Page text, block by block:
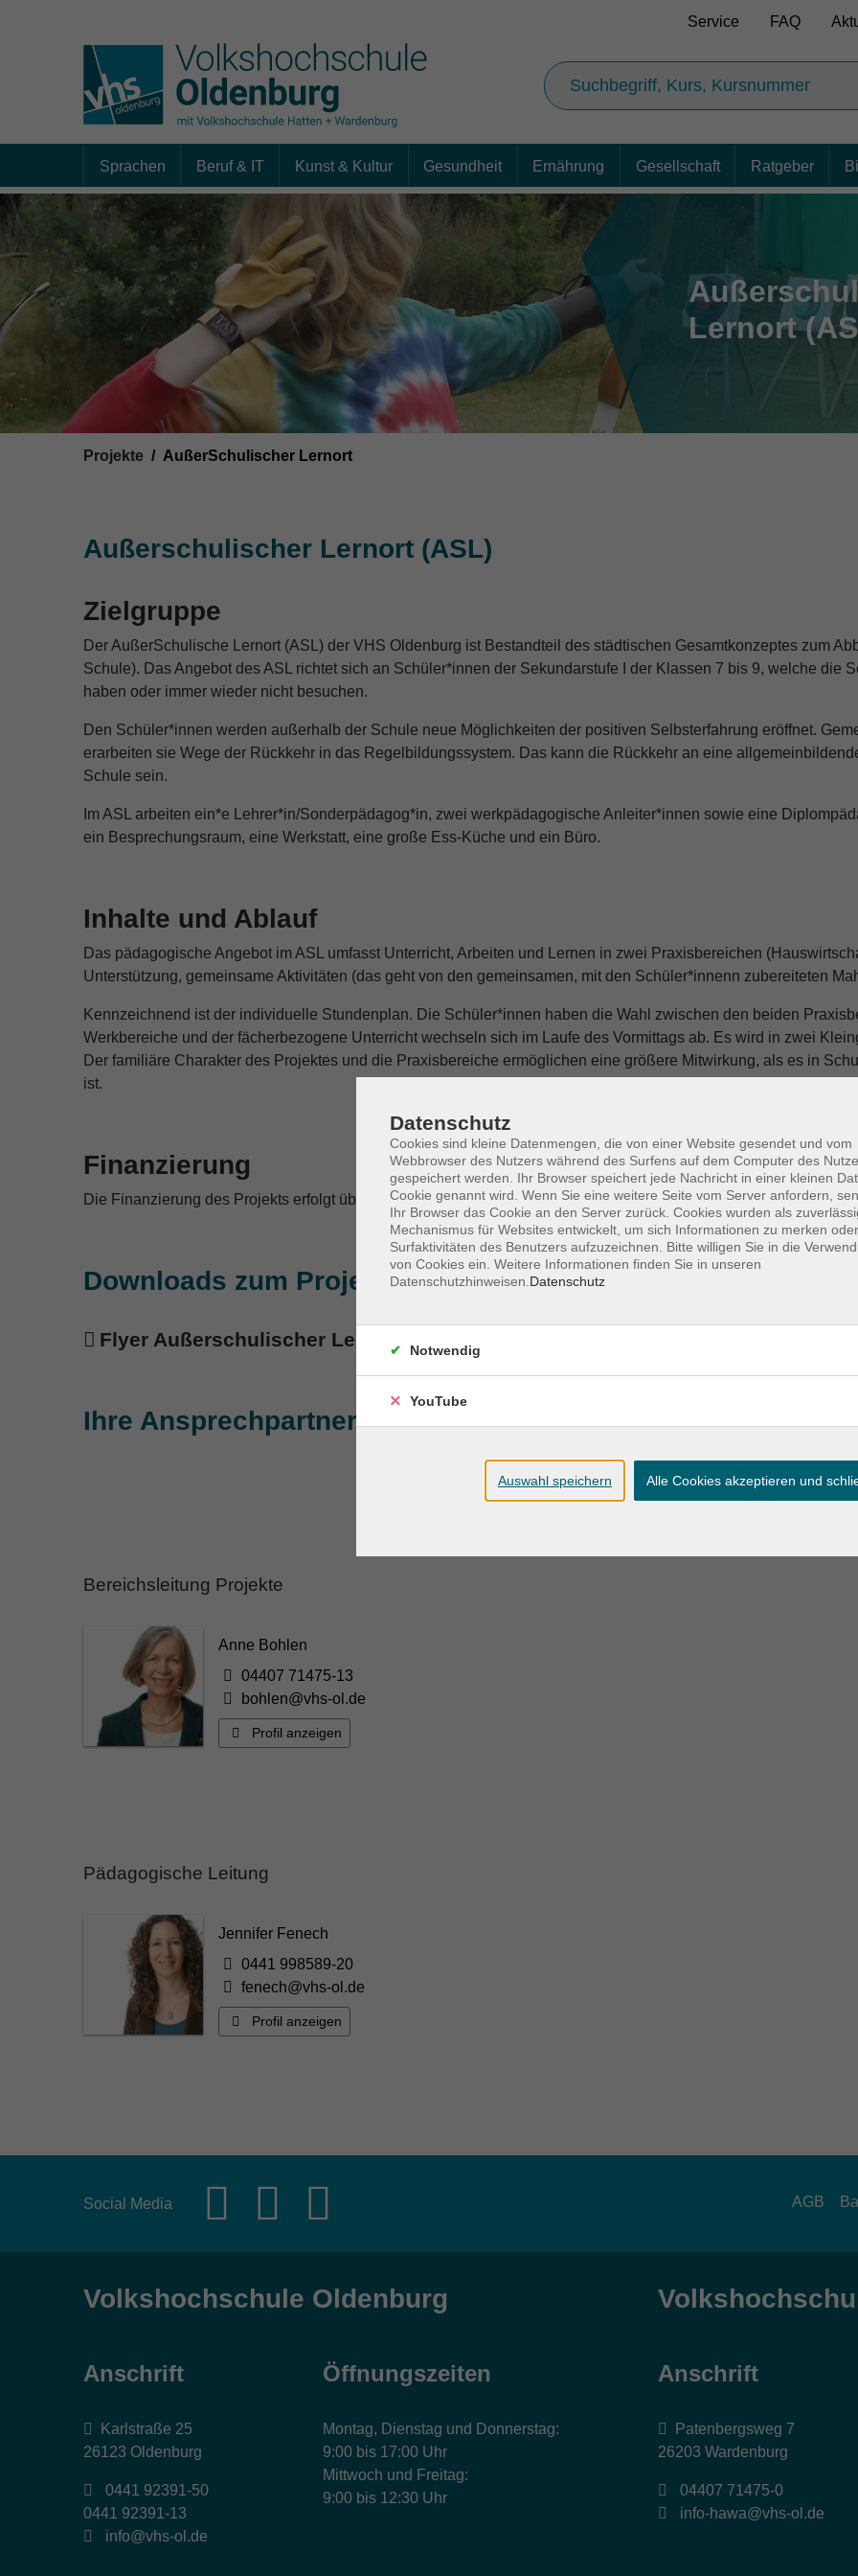
Skip to main content
Service FAQ
Sprachen Beruf & IT Kunst & Kultur Gesundheit Ernährung Gesellschaft Ratgeber
Lernort
Projekte AußerSchulischer Lernort
Außerschulischer Lernort (ASL)
Zielgruppe
Der AußerSchulische Lernort (ASL) der VHS Oldenburg ist Bestandteil des städtischen Gesamtkonzeptes zum
Schule). Das Angebot des ASL richtet sich an Schüler*innen der Sekundarstufe I der Klassen 7 bis 9, welche die
haben oder immer wieder nicht besuchen.
Den Schüler*innen werden außerhalb der Schule neue Möglichkeiten der positiven Selbsterfahrung eröffnet.
erarbeiten sie Wege der Rückkehr in das Regelbildungssystem. Das kann die Rückkehr an eine
Schule sein.
Im ASL arbeiten ein*e Lehrer*in/Sonderpädagog*in, zwei werkpädagogische Anleiter*innen sowie eine
ein Besprechungsraum, eine Werkstatt, eine große Ess-Küche und ein Büro.
Inhalte und Ablauf
Das pädagogische Angebot im ASL umfasst Unterricht, Arbeiten und Lernen in zwei Praxisbereichen
Unterstützung, gemeinsame Aktivitäten (das geht von den gemeinsamen, mit den Schüler*innenn zubereiteten
Kennzeichnend ist der individuelle Stundenplan. Die Schüler*innen haben die Wahl zwischen den beiden
Werkbereiche und der fächerbezogene Unterricht wechseln sich im Laufe des Vormittags ab. Es wird in zwei
Der familiäre Charakter des Projektes und die Praxisbereiche ermöglichen eine größere Mitwirkung, als es in
ist.
Finanzierung
Die Finanzierung des Projekts erfolgt über das Amt für Jugend und Familie der Stadt Oldenburg.
Downloads zum Projekt
Flyer Außerschulischer Lernort 178 KB
Ihre Ansprechpartnerinnen
Bereichsleitung Projekte
Anne Bohlen
04407 71475-13
bohlen@vhs-ol.de
Profil anzeigen
Pädagogische Leitung
Jennifer Fenech
0441 998589-20
fenech@vhs-ol.de
Profil anzeigen
Social Media AGB
Volkshochschule Oldenburg
Anschrift
Karlstraße 25
26123 Oldenburg
0441 92391-50
0441 92391-13
info@vhs-ol.de
Öffnungszeiten
Montag, Dienstag und Donnerstag:
9:00 bis 17:00 Uhr
Mittwoch und Freitag:
9:00 bis 12:30 Uhr
Anschrift
Patenbergsweg 7
26203 Wardenburg
04407 71475-0
info-hawa@vhs-ol.de
Datenschutz
Cookies sind kleine Datenmengen, die von einer Website gesendet und vom
Webbrowser des Nutzers während des Surfens auf dem Computer des
gespeichert werden. Ihr Browser speichert jede Nachricht in einer kleinen
Cookie genannt wird. Wenn Sie eine weitere Seite vom Server anfordern,
Ihr Browser das Cookie an den Server zurück. Cookies wurden als
Mechanismus für Websites entwickelt, um sich Informationen zu merken
Surfaktivitäten des Benutzers aufzuzeichnen. Bitte willigen Sie in die
von Cookies ein. Weitere Informationen finden Sie in unseren
Datenschutzhinweisen. Datenschutz
Notwendig
YouTube
Auswahl speichern Alle Cookies akzeptieren und